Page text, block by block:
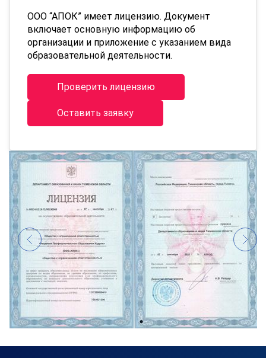
ООО “АПОК” имеет лицензию. Документ
включает основную информацию об
организации и приложение с указанием вида
образовательной деятельности.
Проверить лицензию
Оставить заявку